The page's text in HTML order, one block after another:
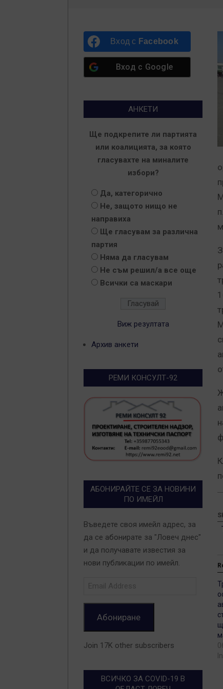
Вход с Facebook
Вход с Google
АНКЕТИ
Ще подкрепите ли партията
или коалицията, за която
гласувахте на миналите
избори?
Да, категорично
Не, защото нищо не
направиха
Ще гласувам за различна
партия
Няма да гласувам
Не съм решил/а все още
Всички са маскари
Виж резултата
Архив анкети
РЕМИ КОНСУЛТ-92
АБОНИРАЙТЕ СЕ ЗА НОВИНИ
ПО ИМЕЙЛ
Въведете своя имейл адрес, за
да се абонирате за "Ловеч днес"
и да получавате известия за
нови публикации по имейл.
Абониране
Join 17K other subscribers
ВСИЧКО ЗА COVID-19 В